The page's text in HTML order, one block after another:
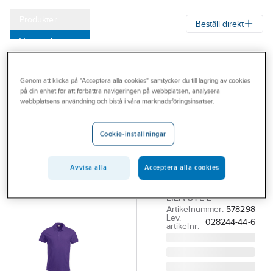
Varumärken
Outlet
Branscher
Beställ direkt
CLIQUE
Pikétröja
Clique 028244
Lincoln
PIKÉTRÖJA CLIQUE
028244 K-ÄRM
LINCOLN STARK
LILA STL L
Artikelnummer: 578298
Lev.
artikelnr:
028244-44-6
Genom att klicka på "Acceptera alla cookies" samtycker du till lagring av cookies
på din enhet för att förbättra navigeringen på webbplatsen, analysera
webbplatsens användning och bistå i våra marknadsföringsinsatser.
Cookie-inställningar
Avvisa alla Acceptera alla cookies